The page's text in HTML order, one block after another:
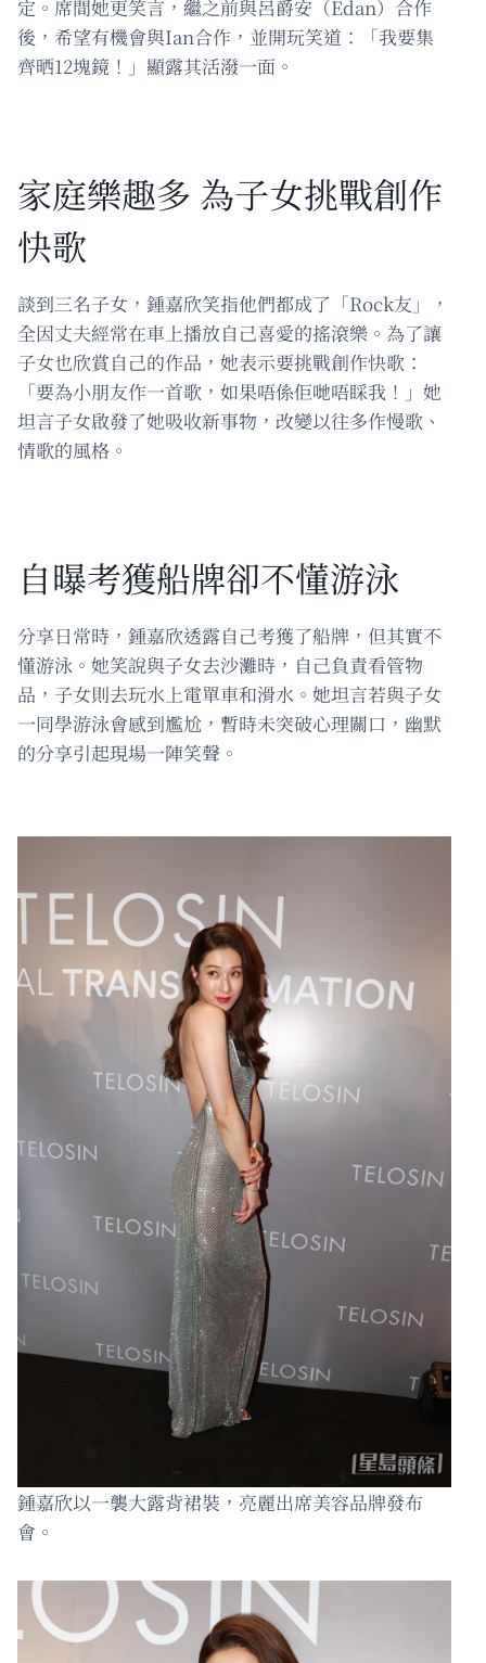
定。席間她更笑言，繼之前與呂爵安（Edan）合作
後，希望有機會與Ian合作，並開玩笑道：「我要集
齊晒12塊鏡！」顯露其活潑一面。
家庭樂趣多 為子女挑戰創作
快歌
談到三名子女，鍾嘉欣笑指他們都成了「Rock友」，
全因丈夫經常在車上播放自己喜愛的搖滾樂。為了讓
子女也欣賞自己的作品，她表示要挑戰創作快歌：
「要為小朋友作一首歌，如果唔係佢哋唔睬我！」她
坦言子女啟發了她吸收新事物，改變以往多作慢歌、
情歌的風格。
自曝考獲船牌卻不懂游泳
分享日常時，鍾嘉欣透露自己考獲了船牌，但其實不
懂游泳。她笑說與子女去沙灘時，自己負責看管物
品，子女則去玩水上電單車和滑水。她坦言若與子女
一同學游泳會感到尷尬，暫時未突破心理關口，幽默
的分享引起現場一陣笑聲。
鍾嘉欣以一襲大露背裙裝，亮麗出席美容品牌發布
會。